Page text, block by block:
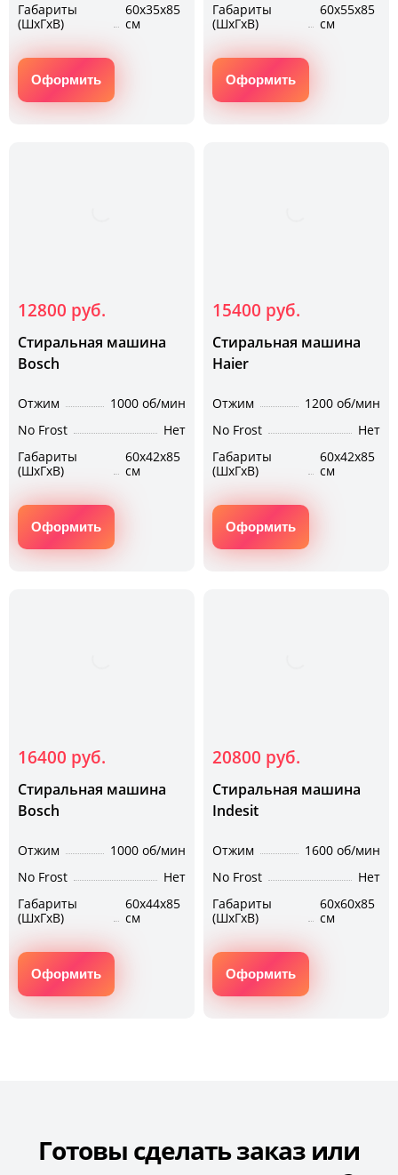
Габариты
(ШхГхВ)
60х35х85
см
Оформить
Габариты
(ШхГхВ)
60х55х85
см
Оформить
12800 руб.
Стиральная машина
Bosch
Отжим
1000 об/мин
No Frost
Нет
Габариты
(ШхГхВ)
60х42х85
см
Оформить
15400 руб.
Стиральная машина
Haier
Отжим
1200 об/мин
No Frost
Нет
Габариты
(ШхГхВ)
60х42х85
см
Оформить
16400 руб.
Стиральная машина
Bosch
Отжим
1000 об/мин
No Frost
Нет
Габариты
(ШхГхВ)
60х44х85
см
Оформить
20800 руб.
Стиральная машина
Indesit
Отжим
1600 об/мин
No Frost
Нет
Габариты
(ШхГхВ)
60х60х85
см
Оформить
Готовы сделать заказ или